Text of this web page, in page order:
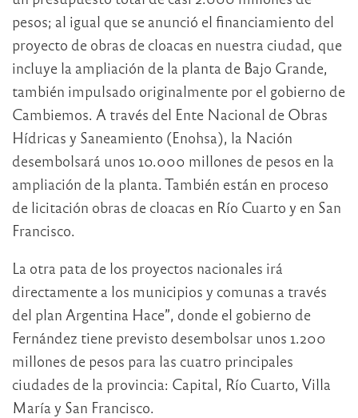
pesos; al igual que se anunció el financiamiento del
proyecto de obras de cloacas en nuestra ciudad, que
incluye la ampliación de la planta de Bajo Grande,
también impulsado originalmente por el gobierno de
Cambiemos. A través del Ente Nacional de Obras
Hídricas y Saneamiento (Enohsa), la Nación
desembolsará unos 10.000 millones de pesos en la
ampliación de la planta. También están en proceso
de licitación obras de cloacas en Río Cuarto y en San
Francisco.
La otra pata de los proyectos nacionales irá
directamente a los municipios y comunas a través
del plan Argentina Hace”, donde el gobierno de
Fernández tiene previsto desembolsar unos 1.200
millones de pesos para las cuatro principales
ciudades de la provincia: Capital, Río Cuarto, Villa
María y San Francisco.